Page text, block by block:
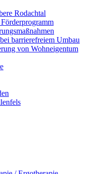
Rodachtal
barrierefreiem Umbau
von Wohneigentum